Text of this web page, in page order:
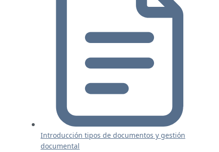
Introducción tipos de documentos y gestión
documental